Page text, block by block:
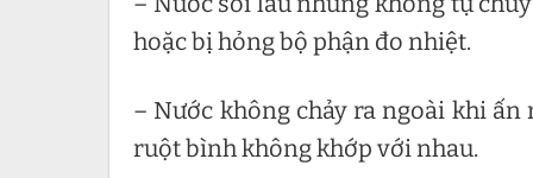
hoặc bị hỏng bộ phận đo nhiệt.
– Nước không chảy ra ngoài khi
ruột bình không khớp với nhau.